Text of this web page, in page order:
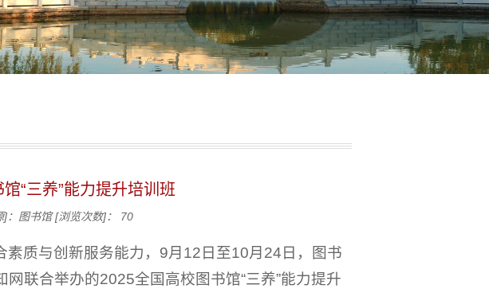
“三养”能力提升培训班
]：图书馆[浏览次数]： 70
质与创新服务能力，9月12日至10月24日，图书
联合举办的2025全国高校图书馆“三养”能力提升